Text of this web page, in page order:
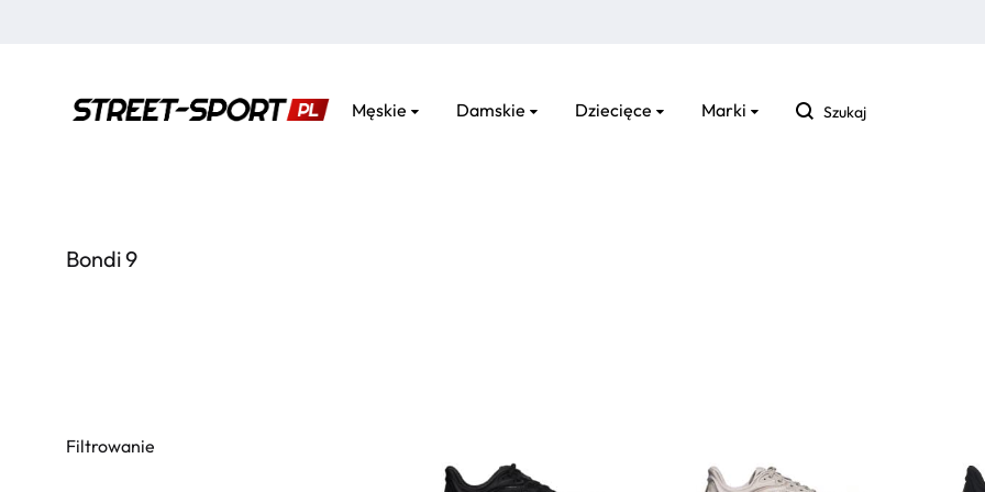
Męskie Damskie Dziecięce Marki Szukaj
Bondi 9
Filtrowanie